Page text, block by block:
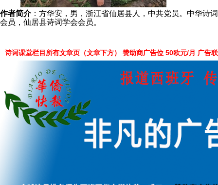
作者简介：方华安，男，浙江省仙居县人，中共党员。中华诗
会员，仙居县诗词学会会员。
诗词课堂栏目所有文章页（文章下方） 赞助商广告位 50欧元/月 广告